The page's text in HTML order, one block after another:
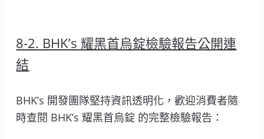
8-2. BHK’s 耀黑首烏錠檢驗報告公開連
結
BHK’s 開發團隊堅持資訊透明化，歡迎消費者隨
時查閱 BHK’s 耀黑首烏錠 的完整檢驗報告：